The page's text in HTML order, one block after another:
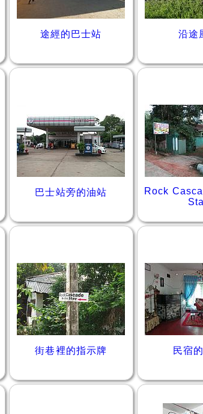
途經的巴士站 沿途
巴士站旁的油站
Rock
街巷裡的指示牌 民宿